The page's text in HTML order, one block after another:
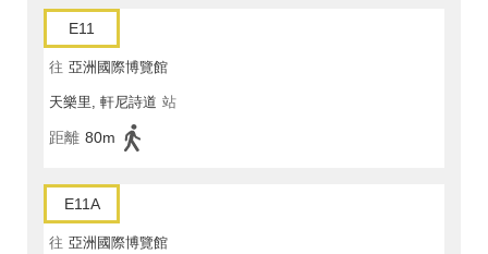
E11
往 亞洲國際博覽館
天樂里, 軒尼詩道 站
距離 80m
E11A
往 亞洲國際博覽館